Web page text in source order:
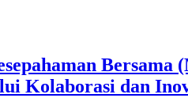
Kolaborasi dan